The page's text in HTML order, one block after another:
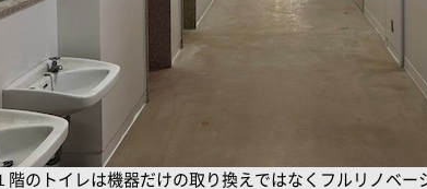
のトイレは機器だけの取り換えではなくフルリノベ